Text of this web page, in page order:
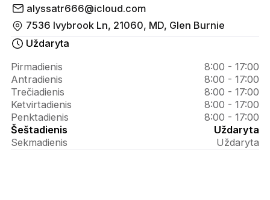
chaotic444nails
alyssatr666@icloud.com
7536 Ivybrook Ln, 21060, MD, Glen Burnie
Uždaryta
Pirmadienis
8:00 - 17:00
Antradienis
8:00 - 17:00
Trečiadienis
8:00 - 17:00
Ketvirtadienis
8:00 - 17:00
Penktadienis
8:00 - 17:00
Šeštadienis
Uždaryta
Sekmadienis
Uždaryta